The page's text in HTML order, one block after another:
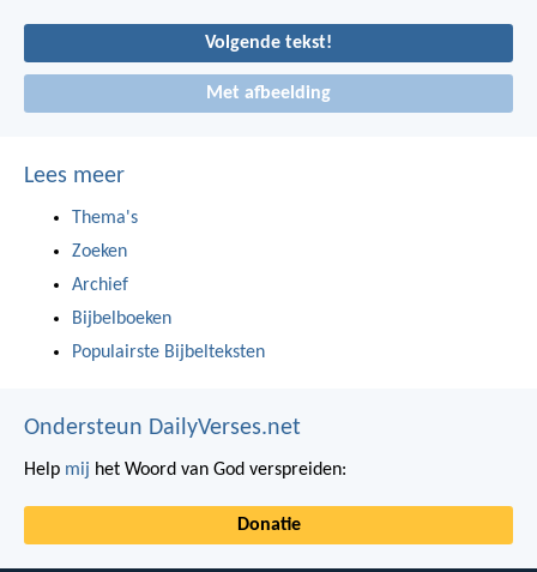
Volgende tekst!
Met afbeelding
Lees meer
Thema's
Zoeken
Archief
Bijbelboeken
Populairste Bijbelteksten
Ondersteun DailyVerses.net
Help mij het Woord van God verspreiden:
Donatie